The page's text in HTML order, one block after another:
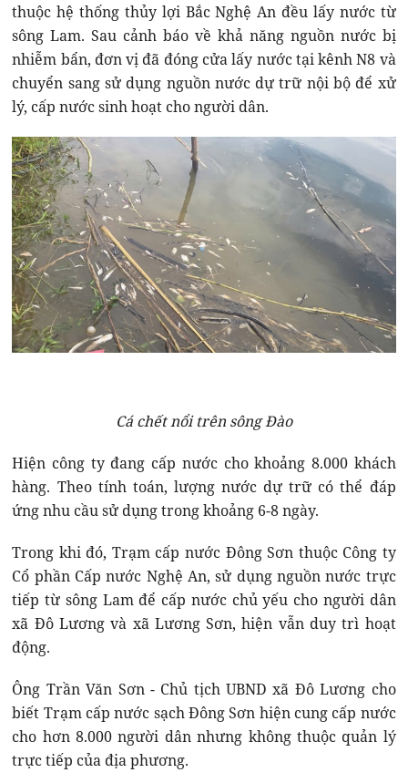
thuộc hệ thống thủy lợi Bắc Nghệ An đều lấy nước từ
sông Lam. Sau cảnh báo về khả năng nguồn nước bị
nhiễm bẩn, đơn vị đã đóng cửa lấy nước tại kênh N8 và
chuyển sang sử dụng nguồn nước dự trữ nội bộ để xử
lý, cấp nước sinh hoạt cho người dân.
Cá chết nổi trên sông Đào
Hiện công ty đang cấp nước cho khoảng 8.000 khách
hàng. Theo tính toán, lượng nước dự trữ có thể đáp
ứng nhu cầu sử dụng trong khoảng 6-8 ngày.
Trong khi đó, Trạm cấp nước Đông Sơn thuộc Công ty
Cổ phần Cấp nước Nghệ An, sử dụng nguồn nước trực
tiếp từ sông Lam để cấp nước chủ yếu cho người dân
xã Đô Lương và xã Lương Sơn, hiện vẫn duy trì hoạt
động.
Ông Trần Văn Sơn - Chủ tịch UBND xã Đô Lương cho
biết Trạm cấp nước sạch Đông Sơn hiện cung cấp nước
cho hơn 8.000 người dân nhưng không thuộc quản lý
trực tiếp của địa phương.